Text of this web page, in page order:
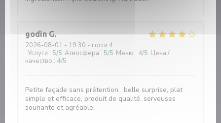
godin G
2026-08-01 - 19:30 - гости 4
Услуги : 5/5 Атмосфера : 5/5 Меню : 4/5 Цена /
качество : 4/5
Petite façade sans prétention , belle surprise, plat
simple et efficace, produit de qualité, serveuses
souriante et agréable.